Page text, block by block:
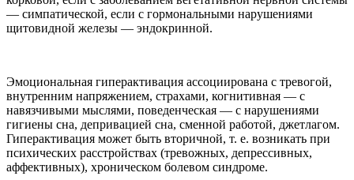
— симпатической, если с гормональными нарушениями
щитовидной железы — эндокринной.
Эмоциональная гиперактивация ассоциирована с тревогой,
внутренним напряжением, страхами, когнитивная — с
навязчивыми мыслями, поведенческая — с нарушениями
гигиены сна, депривацией сна, сменной работой, джетлагом.
Гиперактивация может быть вторичной, т. е. возникать при
психических расстройствах (тревожных, депрессивных,
аффективных), хроническом болевом синдроме.